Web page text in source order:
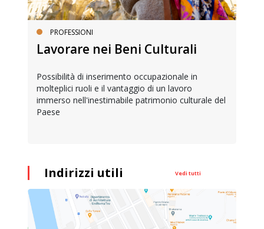
PROFESSIONI
Lavorare nei Beni Culturali
Possibilità di inserimento occupazionale in
molteplici ruoli e il vantaggio di un lavoro
immerso nell'inestimabile patrimonio culturale del
Paese
Indirizzi utili Vedi tutti